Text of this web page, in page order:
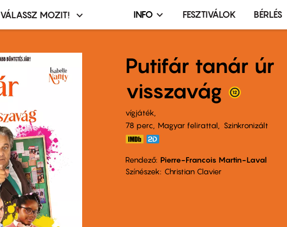
Moziválasztó
VÁLASSZ MOZIT!
Infó,
terembérlés
menü
INFO FESZTIVÁLOK BÉRLÉS
Putifár tanár úr
visszavág
vígjáték
78 perc,
Magyar felirattal Szinkronizált
Rendező Pierre-Francois Martin-Laval
Színészek
Christian Clavier